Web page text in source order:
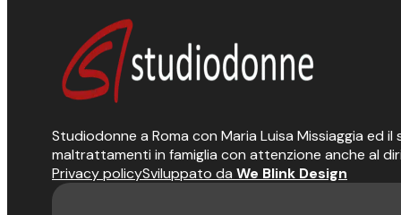
Studiodonne a Roma con Maria Luisa Missiaggia ed
maltrattamenti in famiglia con attenzione anche al
Privacy policySviluppato da We Blink Design